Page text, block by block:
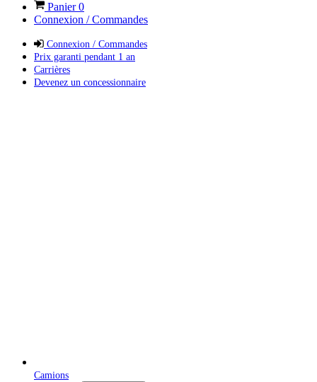
Panier0
Connexion / Commandes
Connexion / Commandes
Prix garanti pendant 1 an
Carrières
Devenez un concessionnaire
Camions